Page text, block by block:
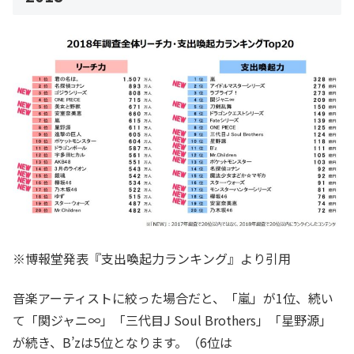
※博報堂発表『支出喚起力ランキング』より引用
音楽アーティストに絞った場合だと、「嵐」が1位、続い
て「関ジャニ∞」「三代目J Soul Brothers」「星野源」
が続き、B’zは5位となります。（6位は